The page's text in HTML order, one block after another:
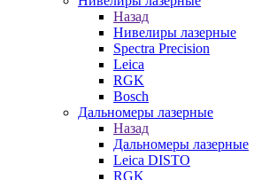
Назад
Нивелиры лазерные
Spectra Precision
Leica
RGK
Bosch
Дальномеры лазерные
Назад
Дальномеры лазерные
Leica DISTO
RGK